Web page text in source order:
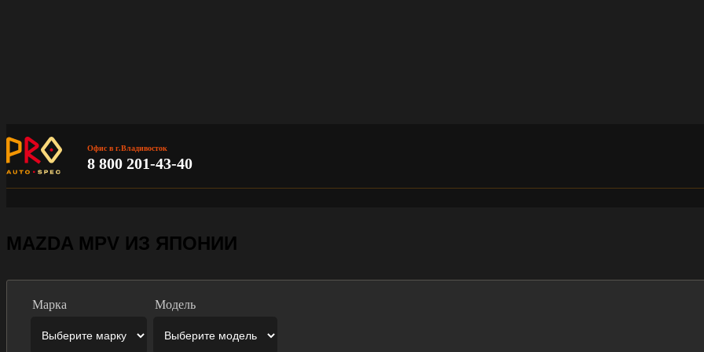
Офис в г.Владивосток
8 800 201-43-40
MAZDA MPV ИЗ ЯПОНИИ
Марка Модель